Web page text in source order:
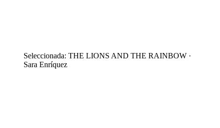
Seleccionada: THE LIONS AND THE RAINBOW ·
Sara Enríquez